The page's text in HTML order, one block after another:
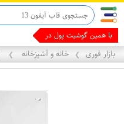
با همین گوشیت پول دربیار
بازار فوری ❯ خانه و آشپزخانه ❯